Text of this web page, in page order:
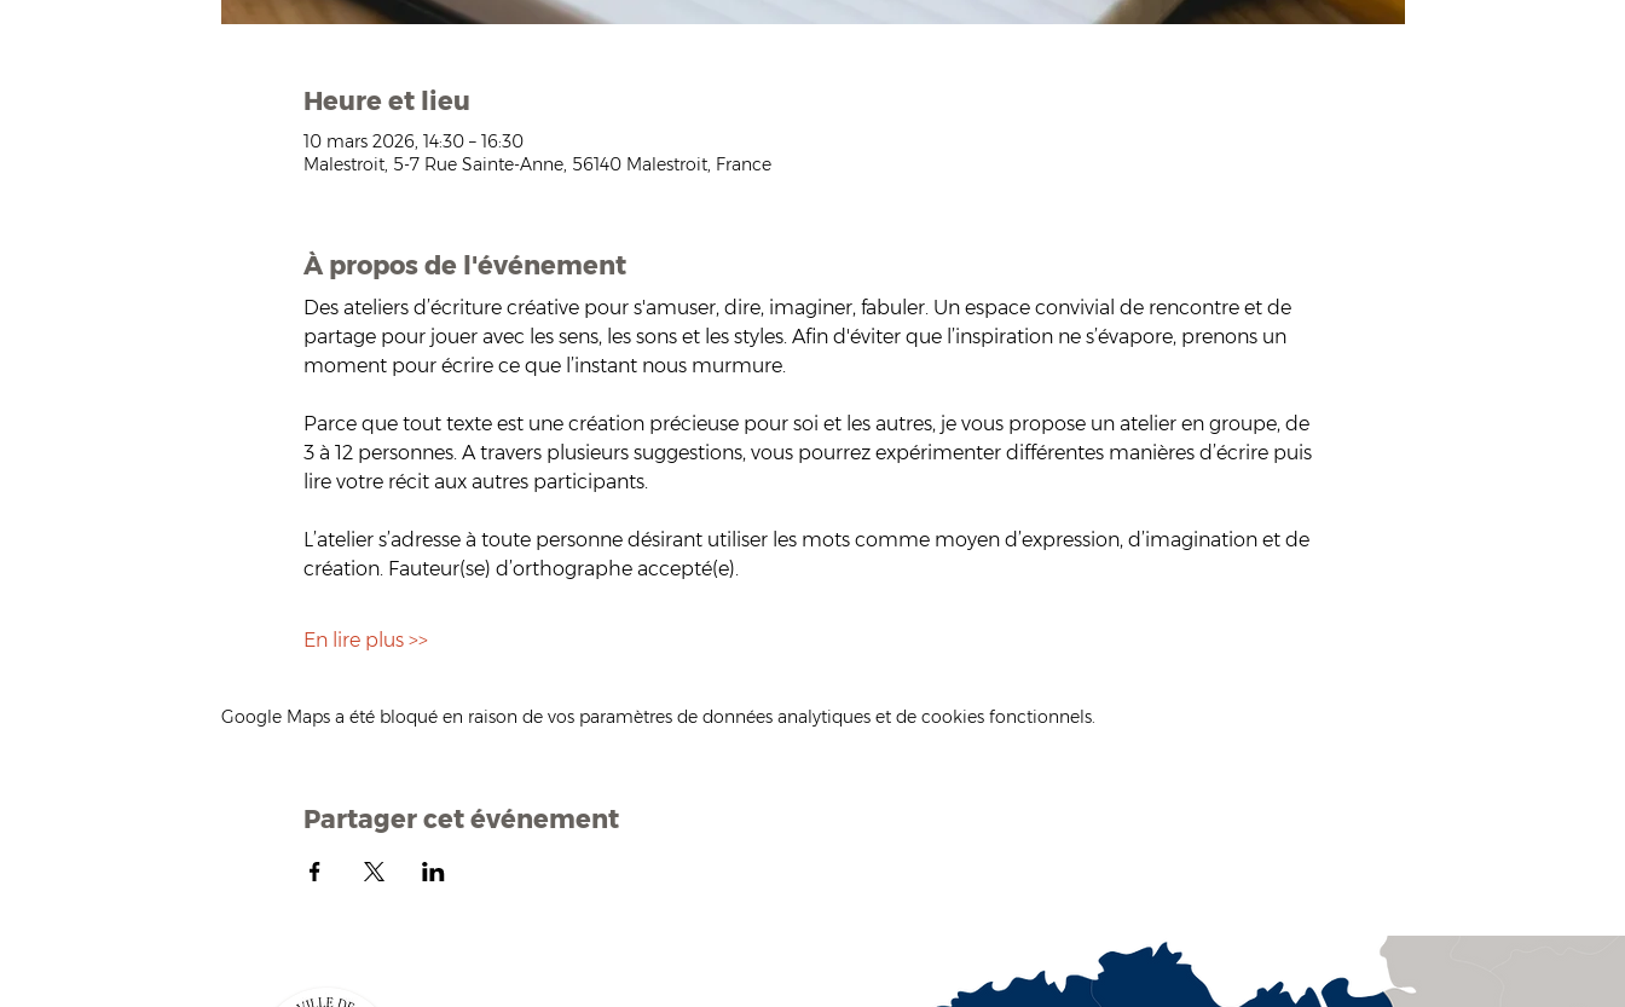
Heure et lieu
10 mars 2026, 14:30 – 16:30
Malestroit, 5-7 Rue Sainte-Anne, 56140 Malestroit, France
À propos de l'événement
Des ateliers d’écriture créative pour s'amuser, dire, imaginer, fabuler. Un espace convivial de rencontre et de
partage pour jouer avec les sens, les sons et les styles. Afin d'éviter que l’inspiration ne s’évapore, prenons un
moment pour écrire ce que l’instant nous murmure.
Parce que tout texte est une création précieuse pour soi et les autres, je vous propose un atelier en groupe, de
3 à 12 personnes. A travers plusieurs suggestions, vous pourrez expérimenter différentes manières d’écrire puis
lire votre récit aux autres participants.
L’atelier s’adresse à toute personne désirant utiliser les mots comme moyen d’expression, d’imagination et de
création. Fauteur(se) d’orthographe accepté(e).
En lire plus >>
Google Maps a été bloqué en raison de vos paramètres de données analytiques et de cookies fonctionnels.
Partager cet événement